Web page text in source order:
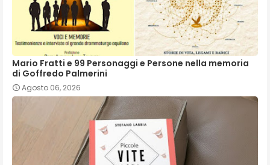
Mario Fratti e 99 Personaggi e Persone nella memoria
di Goffredo Palmerini
Agosto 06, 2026